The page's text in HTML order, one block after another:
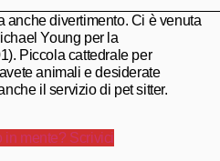
anche divertimento. Ci è venuta
Young per la
Piccola cattedrale per
animali e desiderate
il servizio di pet sitter.
in mente? Scrivici